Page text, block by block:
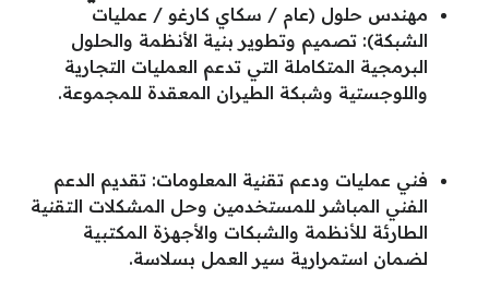
مهندس حلول (عام / سكاي كارغو / عمليات
الشبكة): تصميم وتطوير بنية الأنظمة والحلول
البرمجية المتكاملة التي تدعم العمليات التجارية
واللوجستية وشبكة الطيران المعقدة للمجموعة.
فني عمليات ودعم تقنية المعلومات: تقديم الدعم
الفني المباشر للمستخدمين وحل المشكلات التقنية
الطارئة للأنظمة والشبكات والأجهزة المكتبية
لضمان استمرارية سير العمل بسلاسة.